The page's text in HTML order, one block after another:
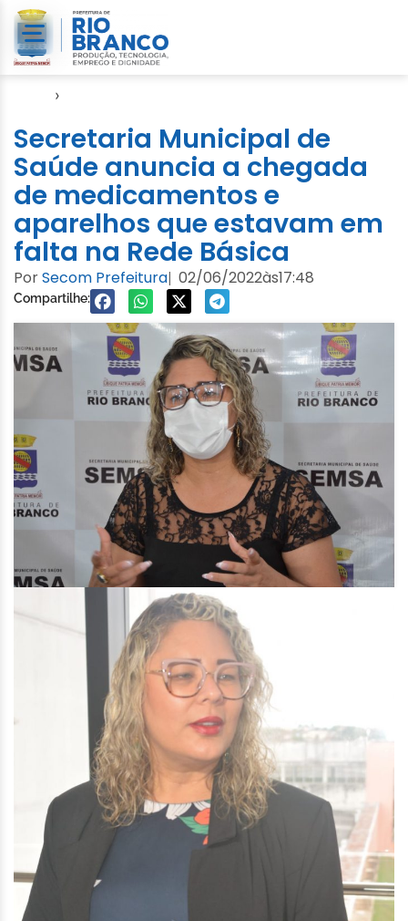
›
Secretaria Municipal de
Saúde anuncia a chegada
de medicamentos e
aparelhos que estavam em
falta na Rede Básica
PorSecom Prefeitura| 02/06/2022às17:48
Compartilhe: